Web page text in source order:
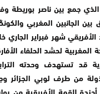
الذي جمع بين ناصر بوريطة
الجانبين المغربي
الأفريقي شهر فبراير الجاري
لحشد الحلفاء
قد تستهدف وحدته
من طرف لوبي الجزائر
القمة الأفريقية من